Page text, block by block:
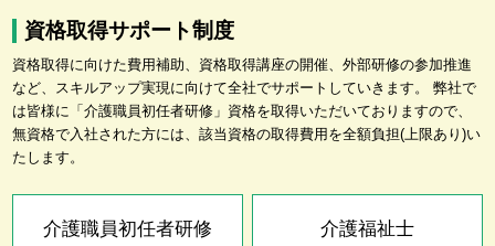
資格取得サポート制度
資格取得に向けた費用補助、資格取得講座の開催、外部研修の参加推進
など、スキルアップ実現に向けて全社でサポートしていきます。 弊社で
は皆様に「介護職員初任者研修」資格を取得いただいておりますので、
無資格で入社された方には、該当資格の取得費用を全額負担(上限あり)い
たします。
介護職員初任者研修 介護福祉士